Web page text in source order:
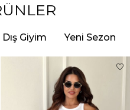
Dış Giyim Yeni Sezon